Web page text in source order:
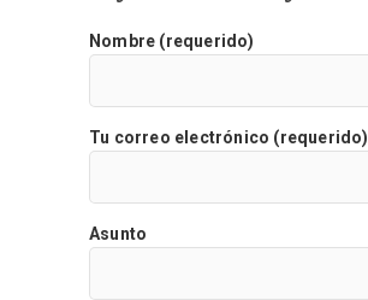
Nombre (requerido)
Tu correo electrónico (requerido)
Asunto